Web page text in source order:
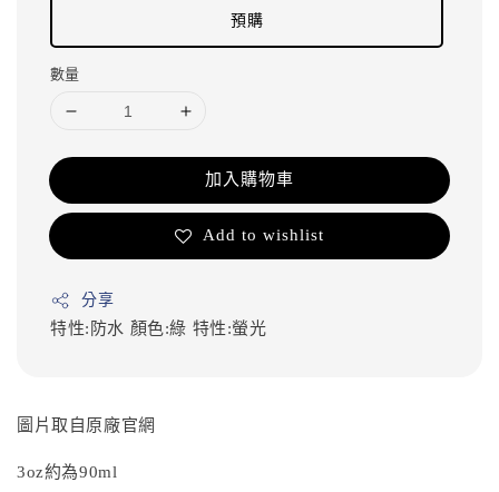
預購
數量
加入購物車
Add to wishlist
分享
特性:防水 顏色:綠 特性:螢光
圖片取自原廠官網
3oz約為90ml